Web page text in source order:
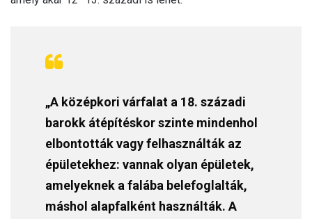
„A középkori várfalat a 18. századi
barokk átépítéskor szinte mindenhol
elbontották vagy felhasználták az
épületekhez: vannak olyan épületek,
amelyeknek a falába belefoglalták,
máshol alapfalként használták. A